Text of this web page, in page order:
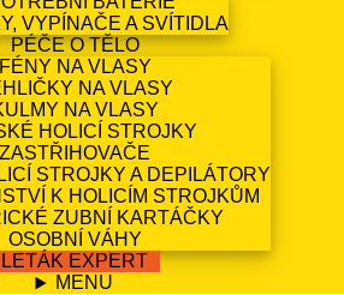
VYPÍNAČE A SVÍTIDLA
PÉČE O TĚLO
FÉNY NA VLASY
NA VLASY
NA VLASY
HOLICÍ STROJKY
ZASTŘIHOVAČE
STROJKY A DEPILÁTORY
K HOLICÍM STROJKŮM
ZUBNÍ KARTÁČKY
OSOBNÍ VÁHY
LETÁK EXPERT
MENU